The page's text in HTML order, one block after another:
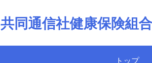
共同通信社健康保険組合
トップ